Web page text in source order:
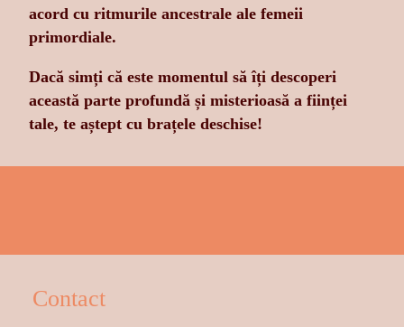
acord cu ritmurile ancestrale ale femeii
primordiale.
Dacă simți că este momentul să îți descoperi
această parte profundă și misterioasă a ființei
tale, te aștept cu brațele deschise!
Contact